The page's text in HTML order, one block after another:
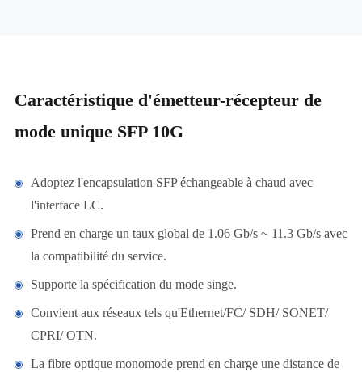
Caractéristique d'émetteur-récepteur de
mode unique SFP 10G
Adoptez l'encapsulation SFP échangeable à chaud avec
l'interface LC.
Prend en charge un taux global de 1.06 Gb/s ~ 11.3 Gb/s avec
la compatibilité du service.
Supporte la spécification du mode singe.
Convient aux réseaux tels qu'Ethernet/FC/ SDH/ SONET/
CPRI/ OTN.
La fibre optique monomode prend en charge une distance de